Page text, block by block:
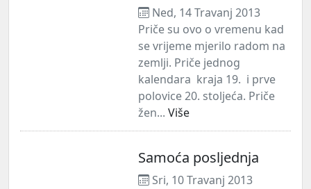
Ned, 14 Travanj 2013
Priče su ovo o vremenu kad
se vrijeme mjerilo radom na
zemlji. Priče jednog
kalendara kraja 19. i prve
polovice 20. stoljeća. Priče
žen... Više
Samoća posljednja
Sri, 10 Travanj 2013